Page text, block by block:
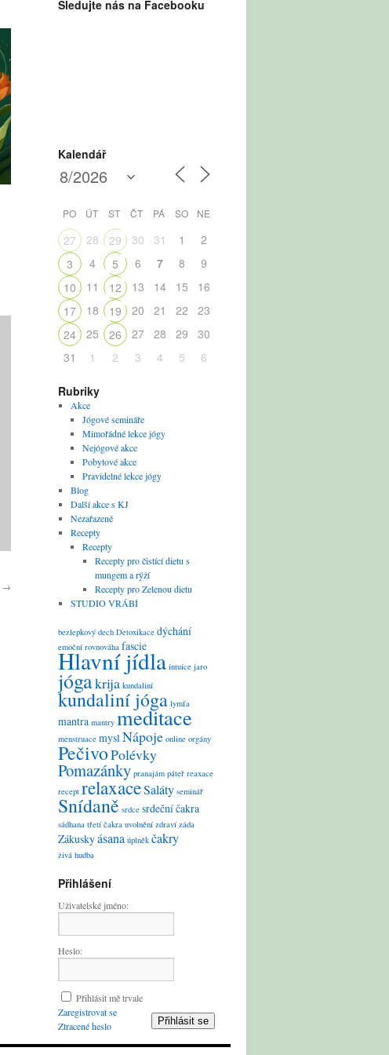
→
Sledujte nás na Facebooku
Kalendář
PO ÚT ST ČT PÁ SO NE
27 28 29 30 31 1
2
3
4 5 6 7 8
9
10
11 12 13 14 15
16
17
18 19 20 21 22
23
24
25 26 27 28 29
30
31
1 2 3 4 5 6
Rubriky
Akce
Jógové semináře
Mimořádné lekce jógy
Nejógové akce
Pobytové akce
Pravidelné lekce jógy
Blog
Další akce s KJ
Nezařazené
Recepty
Recepty
Recepty pro čistící dietu s
mungem a rýží
Recepty pro Zelenou dietu
STUDIO VRÁBÍ
bezlepkový dech Detoxikace dýchání
emoční rovnováha fascie
Hlavní jídla intuice jaro
jógakrija kundaliní
kundaliní jóga lymfa
mantra mantry meditace
menstruace myslNápoje online orgány
PečivoPolévky
Pomazánky pranajám páteř reaxace
recept relaxaceSaláty seminář
Snídaně srdce srdeční čakra
sádhana třetí čakra uvolnění zdraví záda
Zákuskyásana úplněk čakry
živá hudba
Přihlášení
Uživatelské jméno:
Heslo:
Přihlásit mě trvale
Přihlásit se
Zaregistrovat se
Ztracené heslo